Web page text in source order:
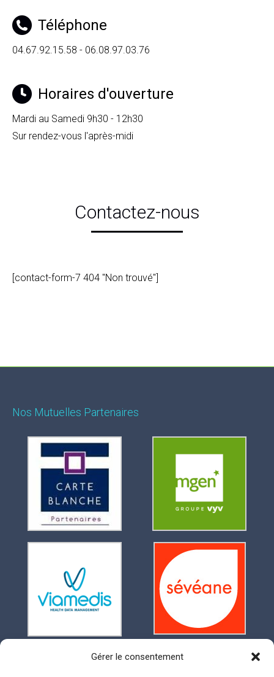
Gérer le consentement
Téléphone
04.67.92.15.58 - 06.08.97.03.76
Horaires d'ouverture
Mardi au Samedi 9h30 - 12h30
Sur rendez-vous l'après-midi
Contactez-nous
[contact-form-7 404 "Non trouvé"]
Nos Mutuelles Partenaires